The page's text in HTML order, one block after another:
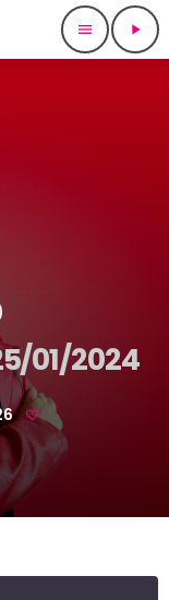
menu play_arrow
01/2024